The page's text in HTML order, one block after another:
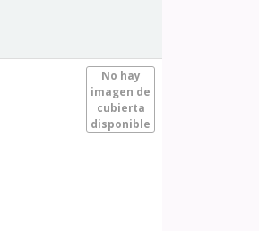
No hay
imagen de
cubierta
disponible